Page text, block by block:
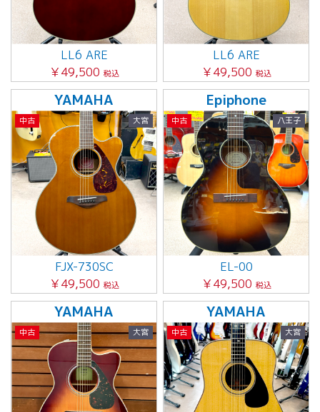
LL6 ARE
￥49,500 税込
LL6 ARE
￥49,500 税込
YAMAHA
中古 大宮
FJX-730SC
￥49,500 税込
Epiphone
中古 八王子
EL-00
￥49,500 税込
YAMAHA
中古 大宮
YAMAHA
中古 大宮